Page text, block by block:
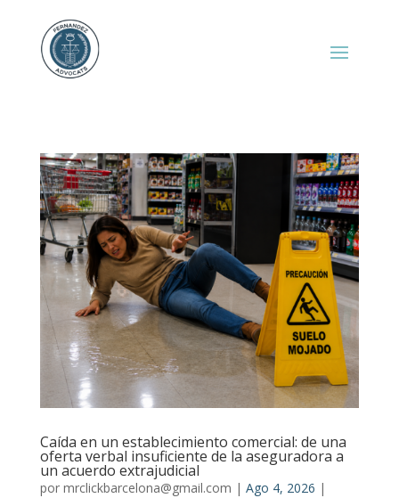
Caída en un establecimiento comercial: de una
oferta verbal insuficiente de la aseguradora a
un acuerdo extrajudicial
por mrclickbarcelona@gmail.com | Ago 4, 2026 |